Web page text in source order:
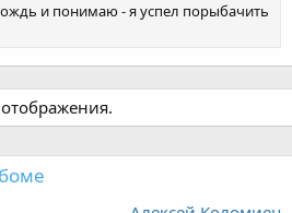
и понимаю - я успел порыбачить